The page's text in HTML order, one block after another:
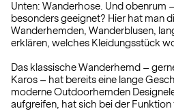
Unten: Wanderhose. Und obenrum
besonders geeignet? Hier hat man
Wanderhemden, Wanderblusen,
erklären, welches Kleidungsstück
Das klassische Wanderhemd –
Karos – hat bereits eine lange
moderne Outdoorhemden
aufgreifen, hat sich bei der Funktion